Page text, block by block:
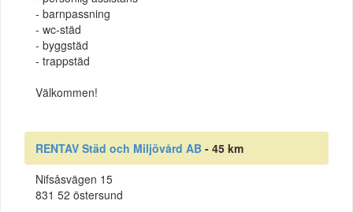
- barnpassning
- wc-städ
- byggstäd
- trappstäd
Välkommen!
RENTAV Städ och Miljövård AB - 45 km
Nifsåsvägen 15
831 52 östersund